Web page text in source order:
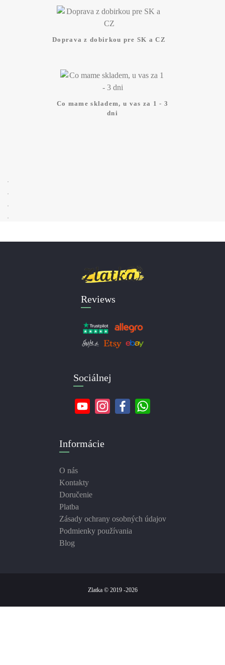
Doprava z dobirkou pre SK a CZ
Co mame skladem, u vas za 1 - 3
dni
Reviews
Sociálnej
Informácie
O nás
Kontakty
Doručenie
Platba
Zásady ochrany osobných údajov
Podmienky používania
Blog
Zlatka © 2019 -2026